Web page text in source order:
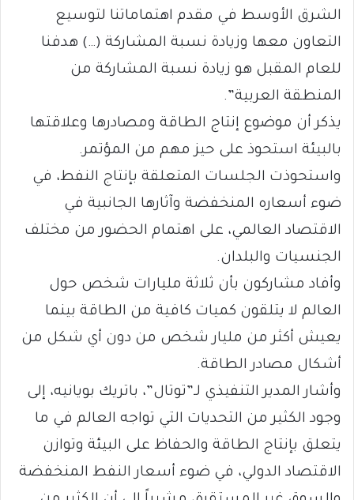
الشرق الأوسط في مقدم اهتماماتنا لتوسيع
التعاون معها وزيادة نسبة المشاركة (…) هدفنا
للعام المقبل هو زيادة نسبة المشاركة من
المنطقة العربية”.
يذكر أن موضوع إنتاج الطاقة ومصادرها وعلاقتها
بالبيئة استحوذ على حيز مهم من المؤتمر.
واستحوذت الجلسات المتعلقة بإنتاج النفط، في
ضوء أسعاره المنخفضة وآثارها الجانبية في
الاقتصاد العالمي، على اهتمام الحضور من مختلف
الجنسيات والبلدان.
وأفاد مشاركون بأن ثلاثة مليارات شخص حول
العالم لا يتلقون كميات كافية من الطاقة بينما
يعيش أكثر من مليار شخص من دون أي شكل من
أشكال مصادر الطاقة.
وأشار المدير التنفيذي لـ”توتال”، باتريك بويانيه، إلى
وجود الكثير من التحديات التي تواجه العالم في ما
يتعلق بإنتاج الطاقة والحفاظ على البيئة وتوازن
الاقتصاد الدولي، في ضوء أسعار النفط المنخفضة